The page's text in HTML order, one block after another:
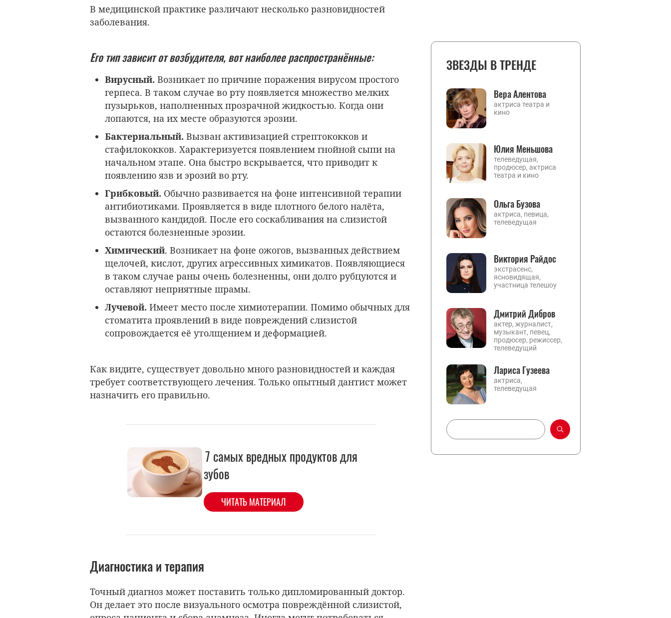
В медицинской практике различают несколько разновидностей
заболевания.
Его тип зависит от возбудителя, вот наиболее распространённые:
Вирусный. Возникает по причине поражения вирусом простого
герпеса. В таком случае во рту появляется множество мелких
пузырьков, наполненных прозрачной жидкостью. Когда они
лопаются, на их месте образуются эрозии.
Бактериальный. Вызван активизацией стрептококков и
стафилококков. Характеризуется появлением гнойной сыпи на
начальном этапе. Она быстро вскрывается, что приводит к
появлению язв и эрозий во рту.
Грибковый. Обычно развивается на фоне интенсивной терапии
антибиотиками. Проявляется в виде плотного белого налёта,
вызванного кандидой. После его соскабливания на слизистой
остаются болезненные эрозии.
Химический. Возникает на фоне ожогов, вызванных действием
щелочей, кислот, других агрессивных химикатов. Появляющиеся
в таком случае раны очень болезненны, они долго рубцуются и
оставляют неприятные шрамы.
Лучевой. Имеет место после химиотерапии. Помимо обычных для
стоматита проявлений в виде повреждений слизистой
сопровождается её утолщением и деформацией.
Как видите, существует довольно много разновидностей и каждая
требует соответствующего лечения. Только опытный дантист может
назначить его правильно.
7 самых вредных продуктов для
зубов
ЧИТАТЬ МАТЕРИАЛ
Диагностика и терапия
Точный диагноз может поставить только дипломированный доктор.
Он делает это после визуального осмотра повреждённой слизистой,
ЗВЕЗДЫ В ТРЕНДЕ
Вера Алентова
актриса театра и
кино
Юлия Меньшова
телеведущая,
продюсер, актриса
театра и кино
Ольга Бузова
актриса, певица,
телеведущая
Виктория Райдос
экстрасенс,
ясновидящая,
участница телешоу
Дмитрий Дибров
актер, журналист,
музыкант, певец,
продюсер, режиссер,
телеведущий
Лариса Гузеева
актриса,
телеведущая